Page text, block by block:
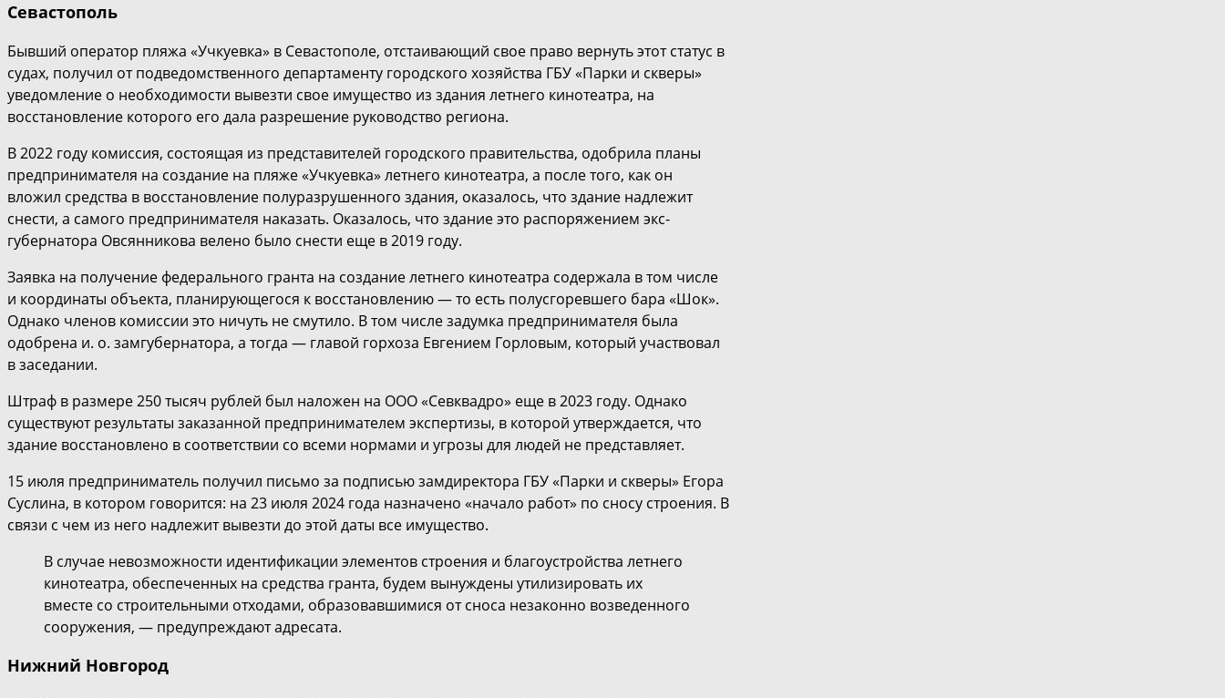
Севастополь
Бывший оператор пляжа «Учкуевка» в Севастополе, отстаивающий свое право вернуть этот статус в
судах, получил от подведомственного департаменту городского хозяйства ГБУ «Парки и скверы»
уведомление о необходимости вывезти свое имущество из здания летнего кинотеатра, на
восстановление которого его дала разрешение руководство региона.
В 2022 году комиссия, состоящая из представителей городского правительства, одобрила планы
предпринимателя на создание на пляже «Учкуевка» летнего кинотеатра, а после того, как он
вложил средства в восстановление полуразрушенного здания, оказалось, что здание надлежит
снести, а самого предпринимателя наказать. Оказалось, что здание это распоряжением экс-
губернатора Овсянникова велено было снести еще в 2019 году.
Заявка на получение федерального гранта на создание летнего кинотеатра содержала в том числе
и координаты объекта, планирующегося к восстановлению — то есть полусгоревшего бара «Шок».
Однако членов комиссии это ничуть не смутило. В том числе задумка предпринимателя была
одобрена и. о. замгубернатора, а тогда — главой горхоза Евгением Горловым, который участвовал
в заседании.
Штраф в размере 250 тысяч рублей был наложен на ООО «Севквадро» еще в 2023 году. Однако
существуют результаты заказанной предпринимателем экспертизы, в которой утверждается, что
здание восстановлено в соответствии со всеми нормами и угрозы для людей не представляет.
15 июля предприниматель получил письмо за подписью замдиректора ГБУ «Парки и скверы» Егора
Суслина, в котором говорится: на 23 июля 2024 года назначено «начало работ» по сносу строения. В
связи с чем из него надлежит вывезти до этой даты все имущество.
В случае невозможности идентификации элементов строения и благоустройства летнего
кинотеатра, обеспеченных на средства гранта, будем вынуждены утилизировать их
вместе со строительными отходами, образовавшимися от сноса незаконно возведенного
сооружения, — предупреждают адресата.
Нижний Новгород